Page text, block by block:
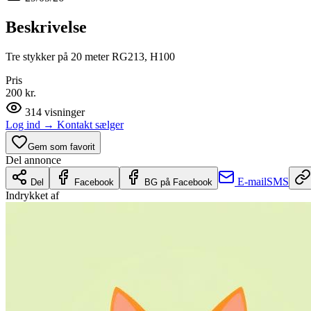
Beskrivelse
Tre stykker på 20 meter RG213, H100
Pris
200 kr.
314 visninger
Log ind → Kontakt sælger
Gem som favorit
Del annonce
Del Facebook BG på Facebook E-mailSMS
Indrykket af